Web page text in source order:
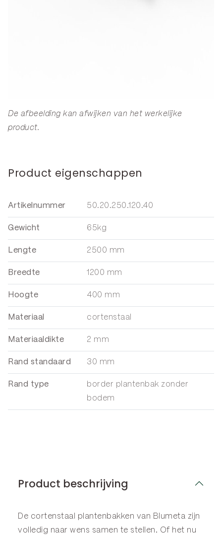
De afbeelding kan afwijken van het werkelijke
product.
Product eigenschappen
Artikelnummer 50.20.250.120.40
Gewicht 65kg
Lengte 2500 mm
Breedte 1200 mm
Hoogte 400 mm
Materiaal cortenstaal
Materiaaldikte 2 mm
Rand standaard 30 mm
Rand type
border plantenbak zonder
bodem
Product beschrijving
De cortenstaal plantenbakken van Blumeta zijn
volledig naar wens samen te stellen. Of het nu